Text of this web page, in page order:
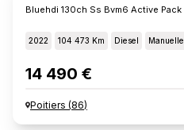
Bluehdi 130ch Ss Bvm6 Active Pack
2022 104 473 Km Diesel Manuelle
14 490 €
Poitiers (86)